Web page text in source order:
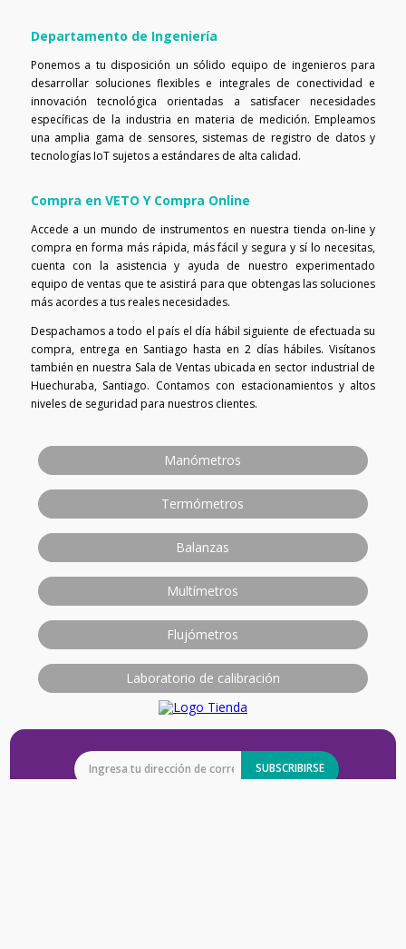
Departamento de Ingeniería
Ponemos a tu disposición un sólido equipo de ingenieros para
desarrollar soluciones flexibles e integrales de conectividad e
innovación tecnológica orientadas a satisfacer necesidades
específicas de la industria en materia de medición. Empleamos
una amplia gama de sensores, sistemas de registro de datos y
tecnologías IoT sujetos a estándares de alta calidad.
Compra en VETO Y Compra Online
Accede a un mundo de instrumentos en nuestra tienda on-line y
compra en forma más rápida, más fácil y segura y sí lo necesitas,
cuenta con la asistencia y ayuda de nuestro experimentado
equipo de ventas que te asistirá para que obtengas las soluciones
más acordes a tus reales necesidades.
Despachamos a todo el país el día hábil siguiente de efectuada su
compra, entrega en Santiago hasta en 2 días hábiles. Visítanos
también en nuestra Sala de Ventas ubicada en sector industrial de
Huechuraba, Santiago. Contamos con estacionamientos y altos
niveles de seguridad para nuestros clientes.
Manómetros
Termómetros
Balanzas
Multímetros
Flujómetros
Laboratorio de calibración
SUBSCRIBIRSE